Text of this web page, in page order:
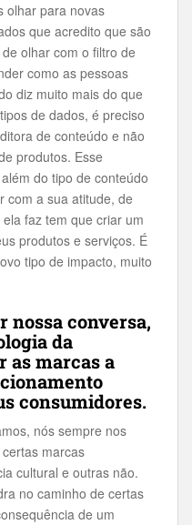
olhar para novas
que acredito que são
olhar com o filtro de
como as pessoas
diz muito mais do que
de dados, é preciso
de conteúdo e não
produtos. Esse
do tipo de conteúdo
com a sua atitude, de
faz tem que criar um
produtos e serviços. É
tipo de impacto, muito
nossa conversa,
da
as marcas a
consumidores.
nós sempre nos
marcas
cultural e outras não.
no caminho de certas
de um